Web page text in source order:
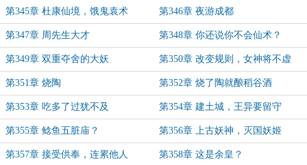
第345章 杜康仙境，饿鬼袁术 第346章 夜游成都
第347章 周先生大才 第348章 你还说你不会仙术？
第349章 双重夺舍的大妖 第350章 改变规则，女神将不虚
第351章 烧陶 第352章 烧了陶就酿稻谷酒
第353章 吃多了过犹不及 第354章 建土城，王异要留守
第355章 鲶鱼五脏庙？ 第356章 上古妖神，灭国妖姬
第357章 接受供奉，连累他人 第358章 这是余皇？